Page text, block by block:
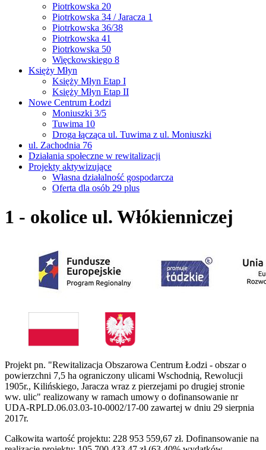
Piotrkowska 20
Piotrkowska 34 / Jaracza 1
Piotrkowska 36/38
Piotrkowska 41
Piotrkowska 50
Więckowskiego 8
Księży Młyn
Księży Młyn Etap I
Księży Młyn Etap II
Nowe Centrum Łodzi
Moniuszki 3/5
Tuwima 10
Droga łącząca ul. Tuwima z ul. Moniuszki
ul. Zachodnia 76
Działania społeczne w rewitalizacji
Projekty aktywizujące
Własna działalność gospodarcza
Oferta dla osób 29 plus
1 - okolice ul. Włókienniczej
Projekt pn. "Rewitalizacja Obszarowa Centrum Łodzi - obszar o
powierzchni 7,5 ha ograniczony ulicami Wschodnią, Rewolucji
1905r., Kilińskiego, Jaracza wraz z pierzejami po drugiej stronie
ww. ulic" realizowany w ramach umowy o dofinansowanie nr
UDA-RPLD.06.03.03-10-0002/17-00 zawartej w dniu 29 sierpnia
2017r.
Całkowita wartość projektu: 228 953 559,67 zł. Dofinansowanie na